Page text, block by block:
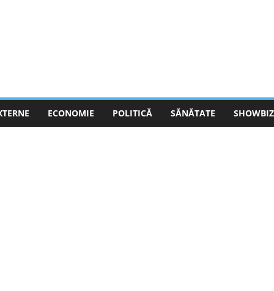
ECONOMIE POLITICĂ SĂNĂTATE SHOWBIZ